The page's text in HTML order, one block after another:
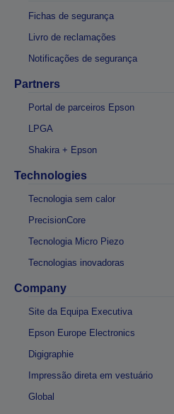
Fichas de segurança
Livro de reclamações
Notificações de segurança
Partners
Portal de parceiros Epson
LPGA
Shakira + Epson
Technologies
Tecnologia sem calor
PrecisionCore
Tecnologia Micro Piezo
Tecnologias inovadoras
Company
Site da Equipa Executiva
Epson Europe Electronics
Digigraphie
Impressão direta em vestuário
Global